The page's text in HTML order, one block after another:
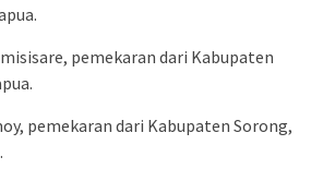
pemekaran dari Kabupaten
pemekaran dari Kabupaten Sorong,